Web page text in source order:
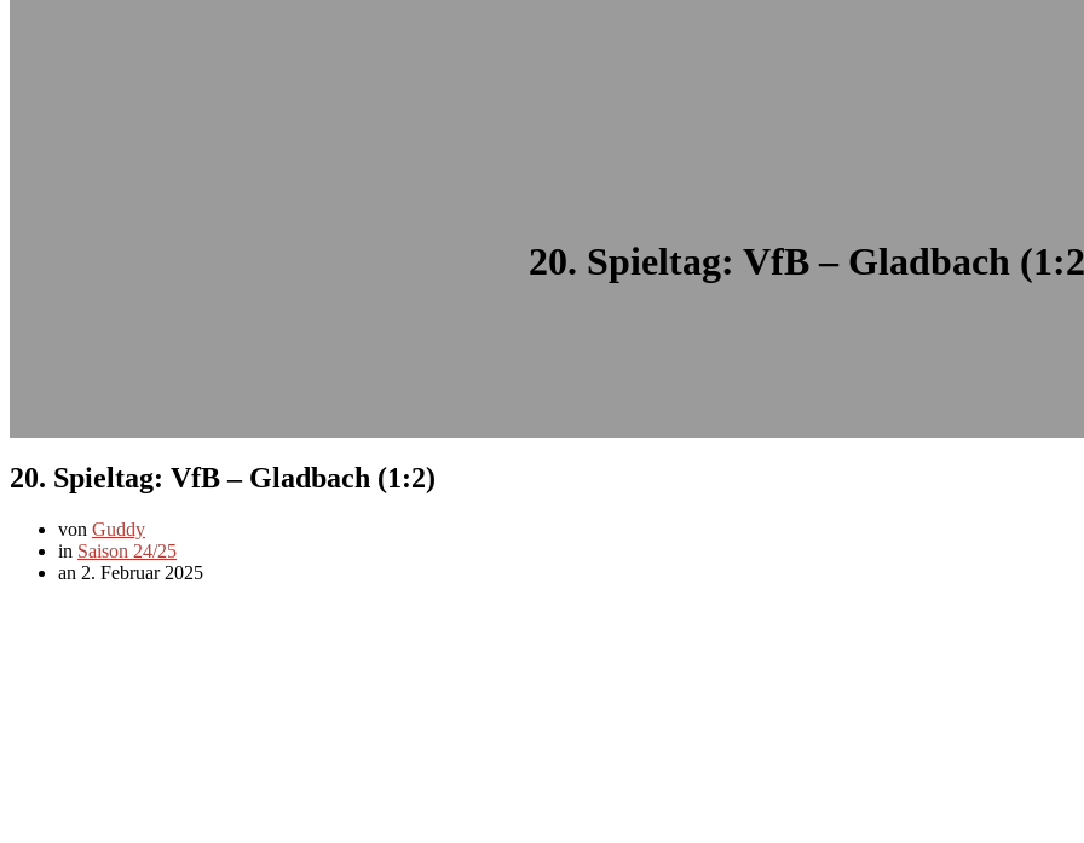
20. Spieltag: VfB – Gladbach
20. Spieltag: VfB – Gladbach (1:2)
von Guddy
in Saison 24/25
an 2. Februar 2025